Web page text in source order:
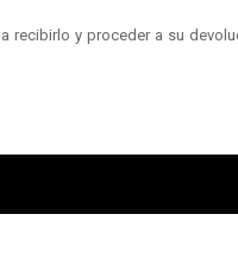
recibirlo y proceder a su